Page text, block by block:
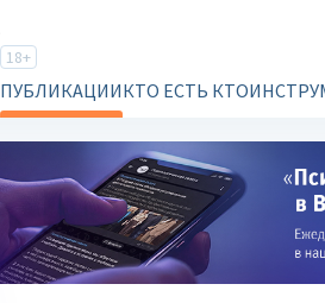
18+
ПУБЛИКАЦИИКТО ЕСТЬ КТО